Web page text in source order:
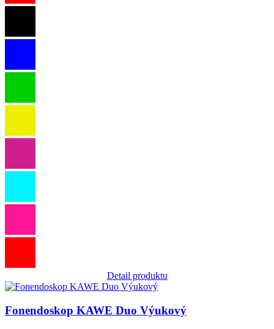
Detail produktu
Obrázok
Fonendoskop KAWE Duo Výukový